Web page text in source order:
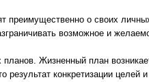
преимущественно о своих
возможное и
Жизненный план
результат конкретизации